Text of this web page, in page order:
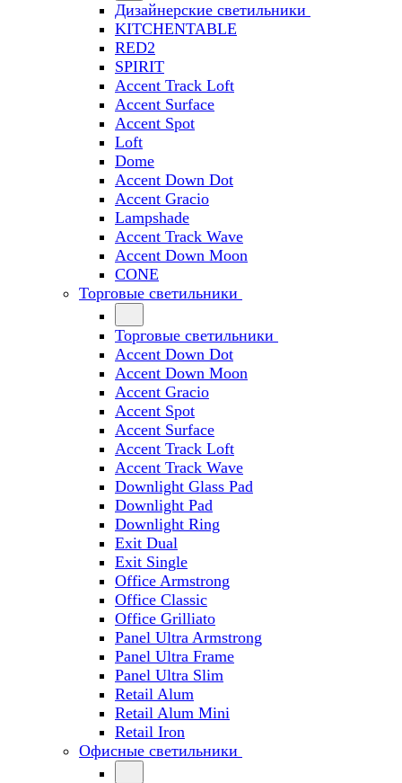
Дизайнерские светильники
KITCHENTABLE
RED2
SPIRIT
Accent Track Loft
Accent Surface
Accent Spot
Loft
Dome
Accent Down Dot
Accent Gracio
Lampshade
Accent Track Wave
Accent Down Moon
CONE
Торговые светильники
Торговые светильники
Accent Down Dot
Accent Down Moon
Accent Gracio
Accent Spot
Accent Surface
Accent Track Loft
Accent Track Wave
Downlight Glass Pad
Downlight Pad
Downlight Ring
Exit Dual
Exit Single
Office Armstrong
Office Classic
Office Grilliato
Panel Ultra Armstrong
Panel Ultra Frame
Panel Ultra Slim
Retail Alum
Retail Alum Mini
Retail Iron
Офисные светильники